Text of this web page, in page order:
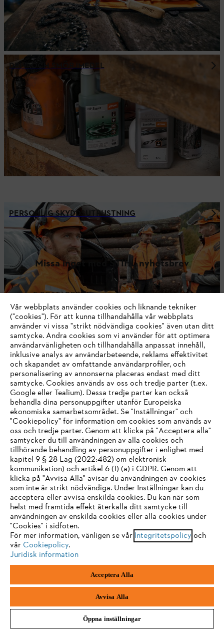
DRIV- OCH SMÖRJMEDEL
PERSONLIG SKYDDSUTRUSTNING
Missa inget med STIHL nyhetsbrev
E-POSTADRESS
Registrera dig nu och få 10% rabatt
#STIHL
LEVERANS HEM TILL DIG
2 - 3 DAGARS LEVERANSTID
30 DAGARS FRI RETURRÄTT
IHR BROWSER WIRD NICHT
UNTERSTÜTZT
Sie nutzen einen Browser, den wir noch nicht unterstützen. Für
eine optimale Nutzung unserer Seite empfehlen wir Ihnen, zu
einem der folgenden Browser zu wechseln:
Firefox Chrome
Vår webbplats använder cookies och liknande tekniker
("cookies"). För att kunna tillhandahålla vår webbplats
använder vi vissa "strikt nödvändiga cookies" även utan ditt
samtycke. Andra cookies som vi använder för att optimera
användarvänligheten och tillhandahålla anpassat innehåll,
inklusive analys av användarbeteende, reklams effektivitet
och skapandet av omfattande användarprofiler, och
personalisering av annonserna placeras endast med ditt
samtycke. Cookies används av oss och tredje parter (t.ex.
Google eller Tealium). Dessa tredje parter kan också
behandla dina personuppgifter utanför Europeiska
ekonomiska samarbetsområdet. Se "Inställningar" och
"Cookiepolicy" för information om cookies som används av
oss och tredje parter. Genom att klicka på "Acceptera alla"
samtycker du till användningen av alla cookies och
tillhörande behandling av personuppgifter i enlighet med
kapitel 9 § 28 Lag (2022:482) om elektronisk
kommunikation) och artikel 6 (1) (a) i GDPR. Genom att
klicka på "Avvisa Alla" avisar du användningen av cookies
som inte är strikt nödvändiga. Under Inställningar kan du
acceptera eller avvisa enskilda cookies. Du kan när som
helst med framtida effekt återkalla ditt samtycke till
användningen av enskilda cookies eller alla cookies under
"Cookies" i sidfoten.
För mer information, vänligen se vår Integritetspolicy och
vår Cookiepolicy.
Juridisk information
Acceptera Alla
Avvisa Alla
Öppna inställningar